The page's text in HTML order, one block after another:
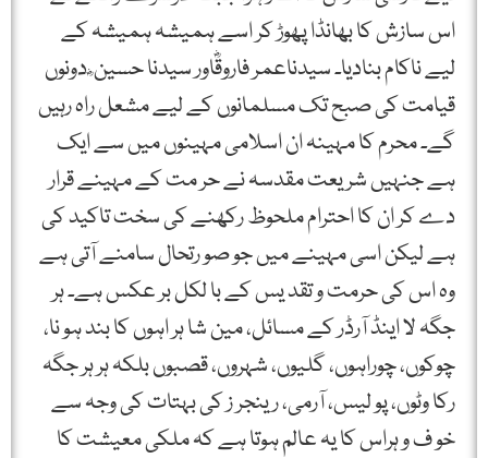
اس سازش کا بھانڈا پھوڑ کر اسے ہمیشہ ہمیشہ کے
لیے ناکام بنادیا۔ سیدناعمر فاروقؓاور سیدنا حسین ؓ دونوں
قیامت کی صبح تک مسلمانوں کے لیے مشعل راہ رہیں
گے۔ محرم کا مہینہ ان اسلامی مہینوں میں سے ایک
ہے جنہیں شریعت مقدسہ نے حر مت کے مہینے قرار
دے کر ان کا احترام ملحوظ رکھنے کی سخت تاکید کی
ہے لیکن اسی مہینے میں جو صو رتحال سامنے آتی ہے
وہ اس کی حرمت و تقد یس کے با لکل بر عکس ہے۔ ہر
جگہ لا اینڈ آرڈر کے مسائل، مین شا ہر اہوں کا بند ہو نا،
چوکوں، چوراہوں، گلیوں، شہروں، قصبوں بلکہ ہر ہر جگہ
رکا وٹوں، پو لیس، آرمی، رینجر ز کی بہتات کی وجہ سے
خو ف و ہراس کا یہ عالم ہوتا ہے کہ ملکی معیشت کا